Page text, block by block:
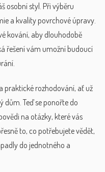
osobní styl. Při výběru
a kvality povrchové úpravy.
kování, aby dlouhodobě
řešení vám umožní budoucí
praktické rozhodování, ať už
dům. Teď se ponořte do
na otázky, které vás
to, co potřebujete vědět,
do jednotného a